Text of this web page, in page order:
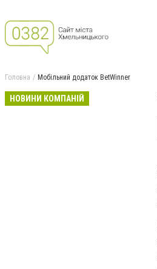
Головна Мобільний додаток BetWinner
НОВИНИ КОМПАНІЙ